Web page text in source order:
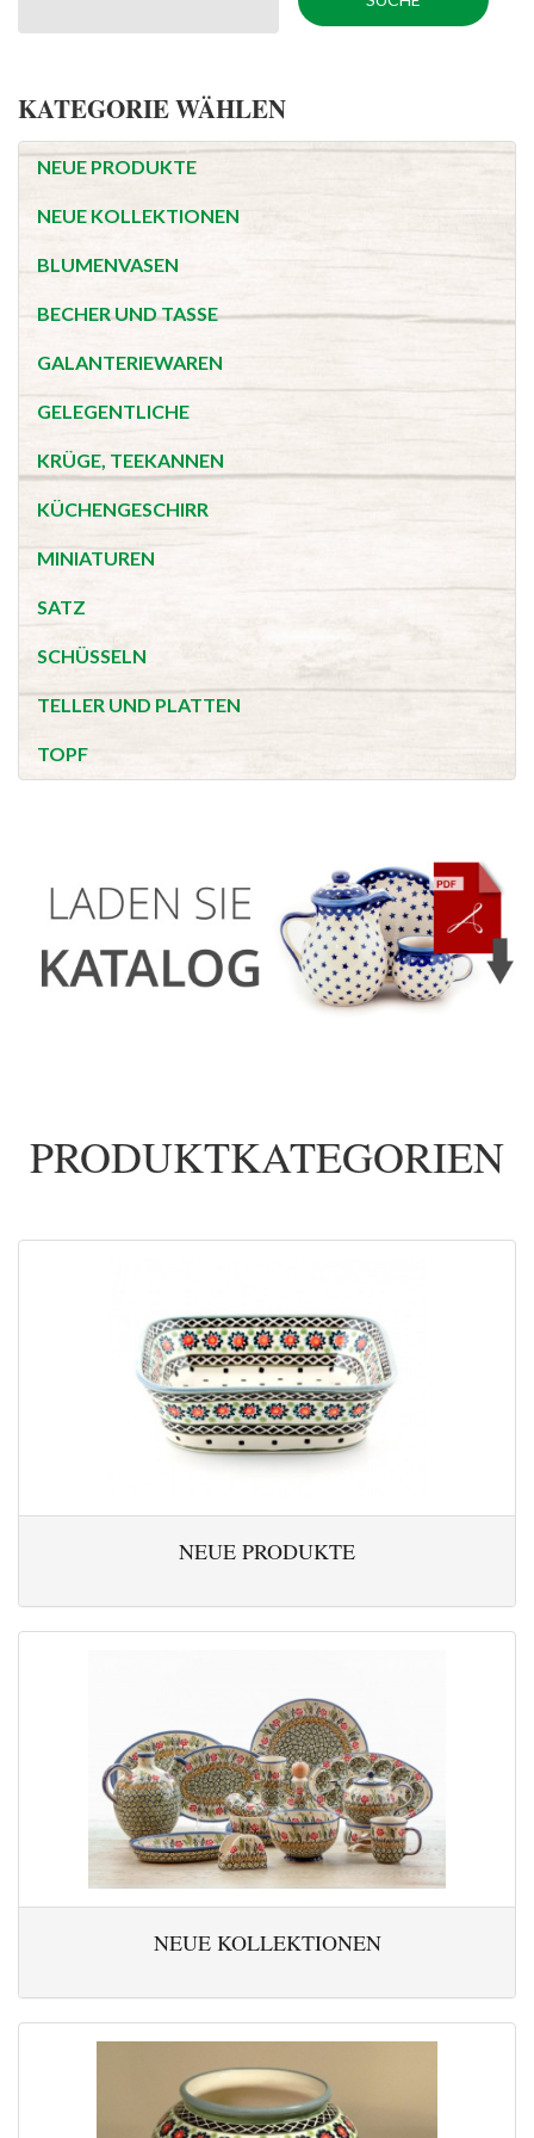
KATEGORIE WÄHLEN
NEUE PRODUKTE
NEUE KOLLEKTIONEN
BLUMENVASEN
BECHER UND TASSE
GALANTERIEWAREN
GELEGENTLICHE
KRÜGE, TEEKANNEN
KÜCHENGESCHIRR
MINIATUREN
SATZ
SCHÜSSELN
TELLER UND PLATTEN
TOPF
PRODUKTKATEGORIEN
NEUE PRODUKTE
NEUE KOLLEKTIONEN